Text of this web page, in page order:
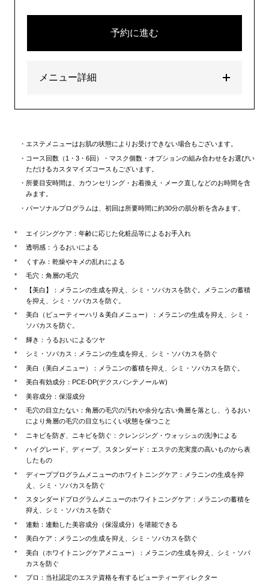
予約に進む
メニュー詳細
エステメニューはお肌の状態によりお受けできない場合もございます。
コース回数（1・3・6回）・マスク個数・オプションの組み合わせをお選びい
ただけるカスタマイズコースもございます。
所要目安時間は、カウンセリング・お着換え・メーク直しなどのお時間を含
みます。
パーソナルプログラムは、初回は所要時間に約30分の肌分析を含みます。
エイジングケア：年齢に応じた化粧品等によるお手入れ
透明感：うるおいによる
くすみ：乾燥やキメの乱れによる
毛穴：角層の毛穴
【美白】：メラニンの生成を抑え、シミ・ソバカスを防ぐ。メラニンの蓄積
を抑え、シミ・ソバカスを防ぐ。
美白（ビューティーハリ＆美白メニュー）：メラニンの生成を抑え、シミ・
ソバカスを防ぐ。
輝き：うるおいによるツヤ
シミ・ソバカス：メラニンの生成を抑え、シミ・ソバカスを防ぐ
美白（美白メニュー）：メラニンの蓄積を抑え、シミ・ソバカスを防ぐ。
美白有効成分：PCE-DP(デクスパンテノールＷ)
美容成分：保湿成分
毛穴の目立たない：角層の毛穴の汚れや余分な古い角層を落とし、うるおい
により角層の毛穴の目立ちにくい状態を保つこと
ニキビを防ぎ、ニキビを防ぐ：クレンジング・ウォッシュの洗浄による
ハイグレード、ディープ、スタンダード：エステの充実度の高いものから表
したもの
ディーププログラムメニューのホワイトニングケア：メラニンの生成を抑
え、シミ・ソバカスを防ぐ
スタンダードプログラムメニューのホワイトニングケア：メラニンの蓄積を
抑え、シミ・ソバカスを防ぐ
連動：連動した美容成分（保湿成分）を堪能できる
美白ケア：メラニンの生成を抑え、シミ・ソバカスを防ぐ
美白（ホワイトニングケアメニュー）：メラニンの生成を抑え、シミ・ソバ
カスを防ぐ
プロ：当社認定のエステ資格を有するビューティーディレクター